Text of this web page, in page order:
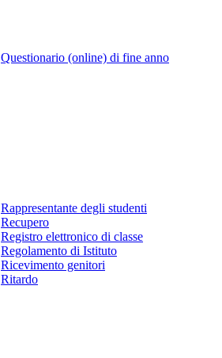
Questionario (online) di fine anno
Rappresentante degli studenti
Recupero
Registro elettronico di classe
Regolamento di Istituto
Ricevimento genitori
Ritardo